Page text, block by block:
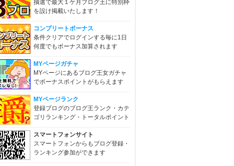
抽選で最大１ケ月ブログ王に特別枠
を設け掲載いたします！
コンプリートボーナス
条件クリアでログインする毎に1日
何度でもボーナス加算されます
MYページガチャ
MYページにあるブログ王女ガチャ
でボーナスポイントがもらえます
MYページランク
登録ブログのブログ王ランク・カテ
ゴリランキング・トータルポイント
スマートフォンサイト
スマートフォンからもブログ登録・
ランキング参加ができます